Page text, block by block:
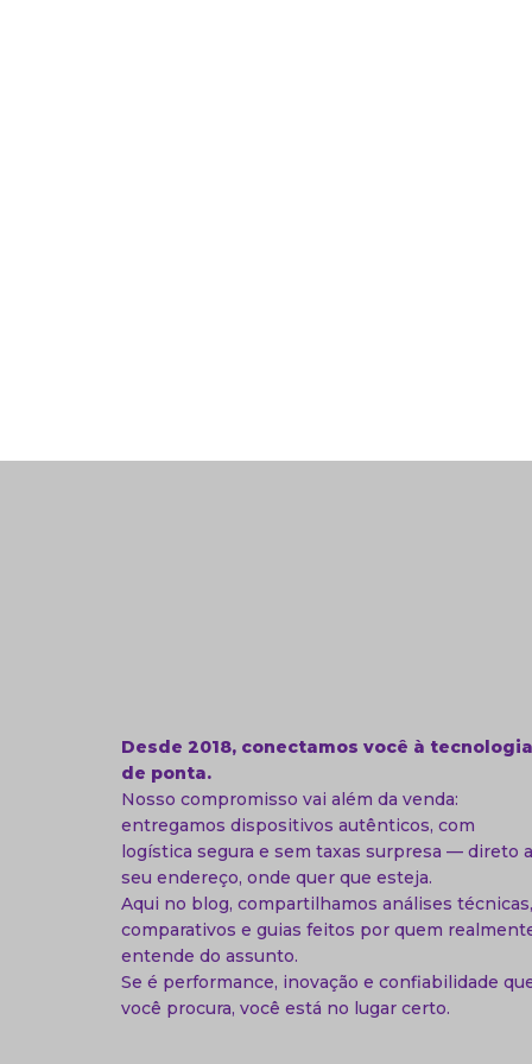
Desde 2018, conectamos você à tecnologia
de ponta.
Nosso compromisso vai além da venda:
entregamos dispositivos autênticos, com
logística segura e sem taxas surpresa — direto
seu endereço, onde quer que esteja.
Aqui no blog, compartilhamos análises técnicas,
comparativos e guias feitos por quem
entende do assunto.
Se é performance, inovação e confiabilidade
você procura, você está no lugar certo.